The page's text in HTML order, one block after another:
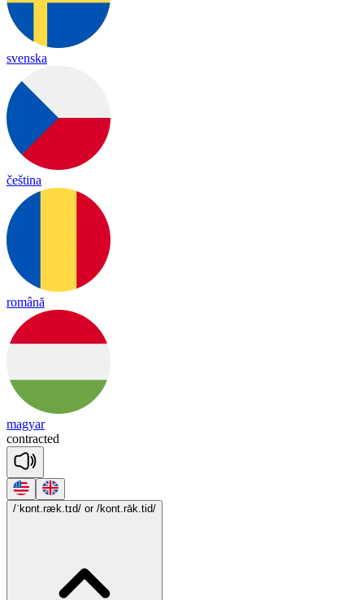
svenska
čeština
română
magyar
contracted
/ˈkɒnt.ræk.tɪd/ or /kont.rāk.tid/